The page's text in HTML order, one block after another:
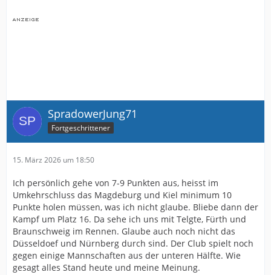
SpradowerJung71
Fortgeschrittener
15. März 2026 um 18:50
Ich persönlich gehe von 7-9 Punkten aus, heisst im
Umkehrschluss das Magdeburg und Kiel minimum 10
Punkte holen müssen, was ich nicht glaube. Bliebe dann der
Kampf um Platz 16. Da sehe ich uns mit Telgte, Fürth und
Braunschweig im Rennen. Glaube auch noch nicht das
Düsseldoef und Nürnberg durch sind. Der Club spielt noch
gegen einige Mannschaften aus der unteren Hälfte. Wie
gesagt alles Stand heute und meine Meinung.